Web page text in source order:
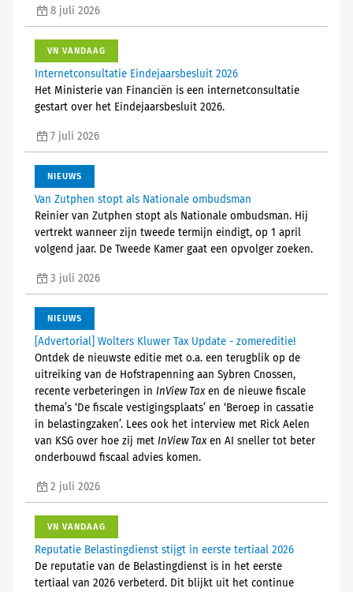
8 juli 2026
VN VANDAAG
Internetconsultatie Eindejaarsbesluit 2026
Het Ministerie van Financiën is een internetconsultatie
gestart over het Eindejaarsbesluit 2026.
7 juli 2026
NIEUWS
Van Zutphen stopt als Nationale ombudsman
Reinier van Zutphen stopt als Nationale ombudsman. Hij
vertrekt wanneer zijn tweede termijn eindigt, op 1 april
volgend jaar. De Tweede Kamer gaat een opvolger zoeken.
3 juli 2026
NIEUWS
[Advertorial] Wolters Kluwer Tax Update - zomereditie!
Ontdek de nieuwste editie met o.a. een terugblik op de
uitreiking van de Hofstrapenning aan Sybren Cnossen,
recente verbeteringen in InView Taxen de nieuwe fiscale
thema’s ‘De fiscale vestigingsplaats’ en ‘Beroep in cassatie
in belastingzaken’. Lees ook het interview met Rick Aelen
van KSG over hoe zij met InView Taxen AI sneller tot beter
onderbouwd fiscaal advies komen.
2 juli 2026
VN VANDAAG
Reputatie Belastingdienst stijgt in eerste tertiaal 2026
De reputatie van de Belastingdienst is in het eerste
tertiaal van 2026 verbeterd. Dit blijkt uit het continue